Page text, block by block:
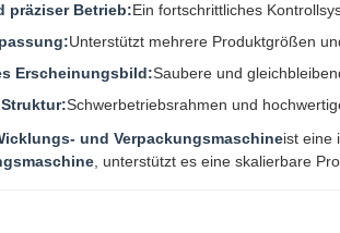
präziser Betrieb:Ein fortschrittliches
Unterstützt mehrere Produktgrößen
Erscheinungsbild:Saubere und
Schwerbetriebsrahmen und
und Verpackungsmaschineist eine
, unterstützt es eine skalierbare